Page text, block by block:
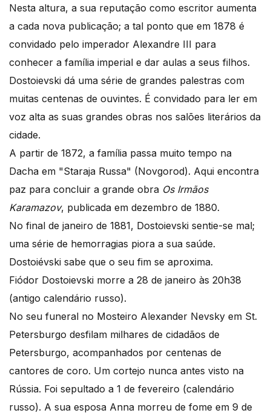
Nesta altura, a sua reputação como escritor aumenta
a cada nova publicação; a tal ponto que em 1878 é
convidado pelo imperador Alexandre III para
conhecer a família imperial e dar aulas a seus filhos.
Dostoievski dá uma série de grandes palestras com
muitas centenas de ouvintes. É convidado para ler em
voz alta as suas grandes obras nos salões literários da
cidade.
A partir de 1872, a família passa muito tempo na
Dacha em "Staraja Russa" (Novgorod). Aqui encontra
paz para concluir a grande obra Os Irmãos
Karamazov, publicada em dezembro de 1880.
No final de janeiro de 1881, Dostoievski sentie-se mal;
uma série de hemorragias piora a sua saúde.
Dostoiévski sabe que o seu fim se aproxima.
Fiódor Dostoievski morre a 28 de janeiro às 20h38
(antigo calendário russo).
No seu funeral no Mosteiro Alexander Nevsky em St.
Petersburgo desfilam milhares de cidadãos de
Petersburgo, acompanhados por centenas de
cantores de coro. Um cortejo nunca antes visto na
Rússia. Foi sepultado a 1 de fevereiro (calendário
russo). A sua esposa Anna morreu de fome em 9 de